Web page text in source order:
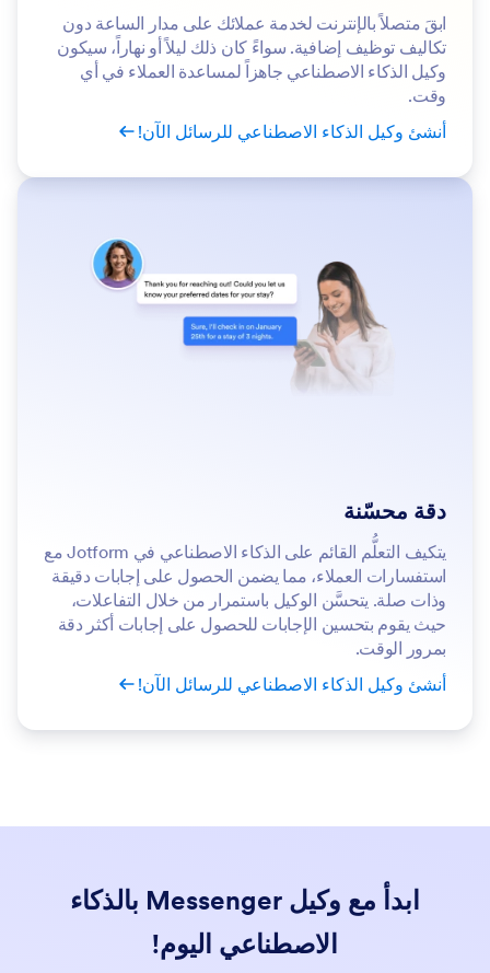
ابقَ متصلاً بالإنترنت لخدمة عملائك على مدار الساعة دون
تكاليف توظيف إضافية. سواءً كان ذلك ليلاً أو نهاراً، سيكون
وكيل الذكاء الاصطناعي جاهزاً لمساعدة العملاء في أي
وقت.
أنشئ وكيل الذكاء الاصطناعي للرسائل الآن!
دقة محسّنة
يتكيف التعلُّم القائم على الذكاء الاصطناعي في Jotform مع
استفسارات العملاء، مما يضمن الحصول على إجابات دقيقة
وذات صلة. يتحسَّن الوكيل باستمرار من خلال التفاعلات،
حيث يقوم بتحسين الإجابات للحصول على إجابات أكثر دقة
بمرور الوقت.
أنشئ وكيل الذكاء الاصطناعي للرسائل الآن!
ابدأ مع وكيل Messenger بالذكاء
الاصطناعي اليوم!